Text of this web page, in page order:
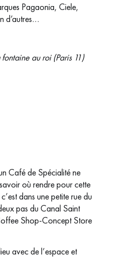
Pagaonia, Ciele,
d’autres…
au roi (Paris 11)
Café de Spécialité ne
où rendre pour cette
dans une petite rue du
pas du Canal Saint
Shop-Concept Store
avec de l’espace et